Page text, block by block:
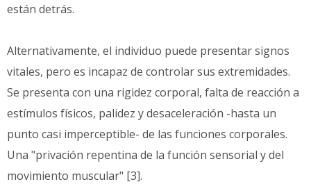
están detrás.
Alternativamente, el individuo puede presentar signos
vitales, pero es incapaz de controlar sus extremidades.
Se presenta con una rigidez corporal, falta de reacción a
estímulos físicos, palidez y desaceleración -hasta un
punto casi imperceptible- de las funciones corporales.
Una "privación repentina de la función sensorial y del
movimiento muscular" [3].